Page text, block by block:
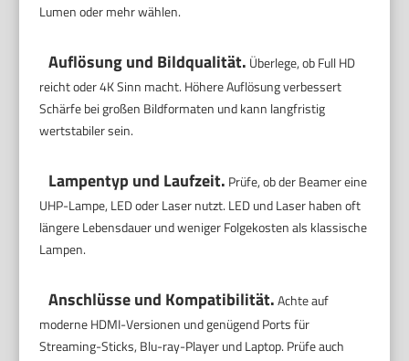
Lumen oder mehr wählen.
Auflösung und Bildqualität. Überlege, ob Full HD
reicht oder 4K Sinn macht. Höhere Auflösung verbessert
Schärfe bei großen Bildformaten und kann langfristig
wertstabiler sein.
Lampentyp und Laufzeit. Prüfe, ob der Beamer eine
UHP-Lampe, LED oder Laser nutzt. LED und Laser haben oft
längere Lebensdauer und weniger Folgekosten als klassische
Lampen.
Anschlüsse und Kompatibilität.Achte auf
moderne HDMI-Versionen und genügend Ports für
Streaming-Sticks, Blu-ray-Player und Laptop. Prüfe auch